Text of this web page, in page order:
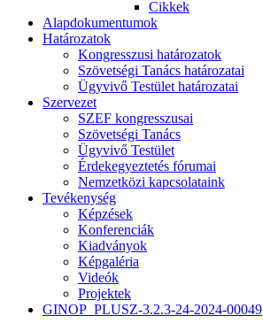
Cikkek
Alapdokumentumok
Határozatok
Kongresszusi határozatok
Szövetségi Tanács határozatai
Ügyvivő Testület határozatai
Szervezet
SZEF kongresszusai
Szövetségi Tanács
Ügyvivő Testület
Érdekegyeztetés fórumai
Nemzetközi kapcsolataink
Tevékenység
Képzések
Konferenciák
Kiadványok
Képgaléria
Videók
Projektek
GINOP_PLUSZ-3.2.3-24-2024-00049